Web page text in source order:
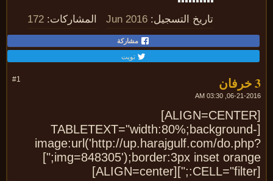
تاريخ التسجيل: Jun 2016 المشاركات: 172
مشاركة
تويت
06-21-2016,
[ALIGN=CENTER]
image:url('http://up.harajgulf.com/
img=848305');border:3px inset orange;"]